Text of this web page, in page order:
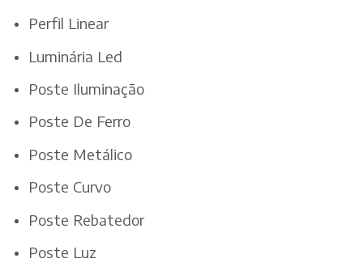
Perfil Linear
Luminária Led
Poste Iluminação
Poste De Ferro
Poste Metálico
Poste Curvo
Poste Rebatedor
Poste Luz